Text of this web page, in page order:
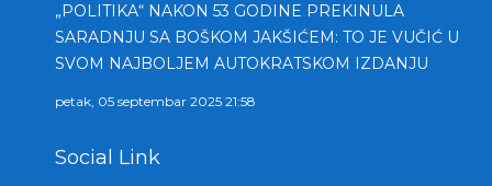
„POLITIKA“ NAKON 53 GODINE PREKINULA
SARADNJU SA BOŠKOM JAKŠIĆEM: TO JE VUČIĆ U
SVOM NAJBOLJEM AUTOKRATSKOM IZDANJU
petak, 05 septembar 2025 21:58
Social Link